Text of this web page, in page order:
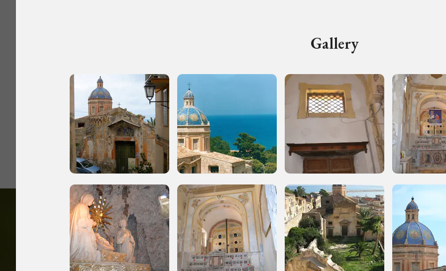
Gallery
Storico campagne in questo
I Luoghi del Cuore
2006, 2010, 2012, 2014, 2016, 2018, 2020, 2022
Registrati alla newsletter
Accedi alle informazioni per te più interessanti, a quelle inerenti i luoghi
eventi organizzati